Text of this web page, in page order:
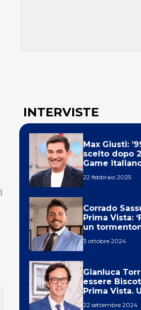
INTERVISTE
Max Giusti:
scelto dopo
Game
22 febbraio 2025
Corrado
Prima Vista:
un
3 ottobre 2024
Gianluca
essere
Prima Vista.
22 settembre 2024